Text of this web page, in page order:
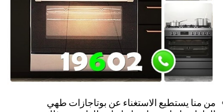
من منا يستطيع الاستغناء عن بوتاجازات طهي